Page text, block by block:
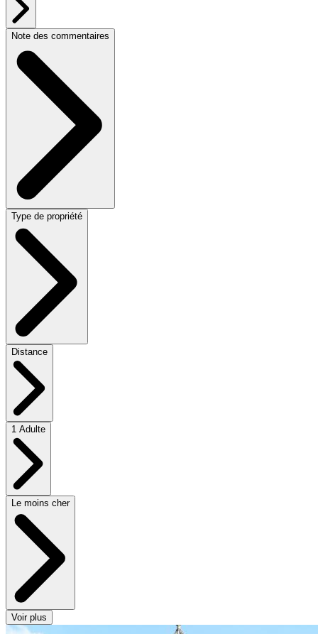
Note des commentaires
Type de propriété
Distance
1 Adulte
Le moins cher
Voir plus